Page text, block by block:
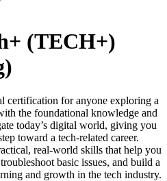
(TECH+)
certification for anyone exploring a
the foundational knowledge and
today’s digital world, giving you
toward a tech-related career.
real-world skills that help you
basic issues, and build a
and growth in the tech industry.